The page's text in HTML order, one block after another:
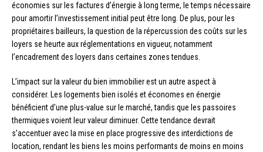
économies sur les factures d’énergie à long terme, le temps nécessaire
pour amortir l’investissement initial peut être long. De plus, pour les
propriétaires bailleurs, la question de la répercussion des coûts sur les
loyers se heurte aux réglementations en vigueur, notamment
l’encadrement des loyers dans certaines zones tendues.
L’impact sur la valeur du bien immobilier est un autre aspect à
considérer. Les logements bien isolés et économes en énergie
bénéficient d’une plus-value sur le marché, tandis que les passoires
thermiques voient leur valeur diminuer. Cette tendance devrait
s’accentuer avec la mise en place progressive des interdictions de
location, rendant les biens les moins performants de moins en moins